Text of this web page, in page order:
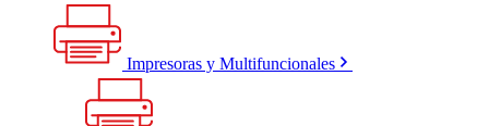
Impresoras y Multifuncionales